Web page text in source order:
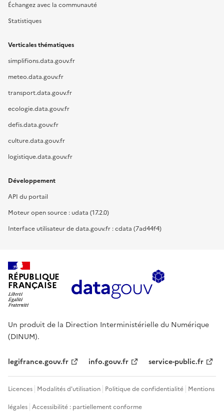
Échangez avec la communauté
Statistiques
Verticales thématiques
simplifions.data.gouv.fr
meteo.data.gouv.fr
transport.data.gouv.fr
ecologie.data.gouv.fr
defis.data.gouv.fr
culture.data.gouv.fr
logistique.data.gouv.fr
Développement
API du portail
Moteur open source : udata (17.2.0)
Interface utilisateur de data.gouv.fr : cdata (7ad44f4)
RÉPUBLIQUE
FRANÇAISE
Un produit de la Direction Interministérielle du Numérique
(DINUM).
legifrance.gouv.fr info.gouv.fr service-public.fr
Licences Modalités d'utilisation Politique de confidentialité Mentions
légales Accessibilité : partiellement conforme